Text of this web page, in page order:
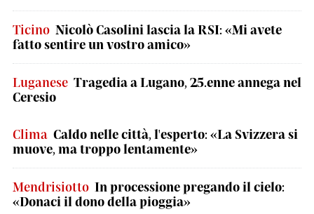
Ticino Nicolò Casolini lascia la RSI: «Mi avete
fatto sentire un vostro amico»
Luganese Tragedia a Lugano, 25.enne annega nel
Ceresio
Clima Caldo nelle città, l'esperto: «La Svizzera si
muove, ma troppo lentamente»
Mendrisiotto In processione pregando il cielo:
«Donaci il dono della pioggia»